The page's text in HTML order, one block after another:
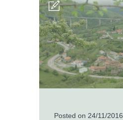
Posted on 24/11/2016